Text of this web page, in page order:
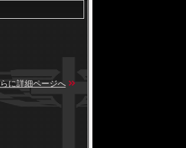
に詳細ページへ